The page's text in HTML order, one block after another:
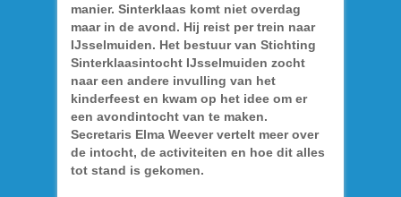
manier. Sinterklaas komt niet overdag
maar in de avond. Hij reist per trein naar
IJsselmuiden. Het bestuur van Stichting
Sinterklaasintocht IJsselmuiden zocht
naar een andere invulling van het
kinderfeest en kwam op het idee om er
een avondintocht van te maken.
Secretaris Elma Weever vertelt meer over
de intocht, de activiteiten en hoe dit alles
tot stand is gekomen.